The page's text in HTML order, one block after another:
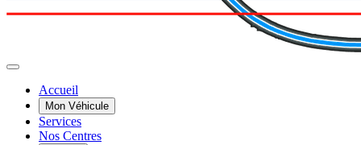
Accueil
Mon Véhicule
Services
Nos Centres